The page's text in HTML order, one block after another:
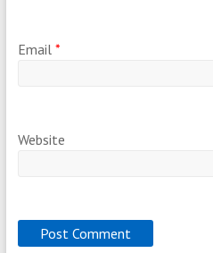
Email *
Website